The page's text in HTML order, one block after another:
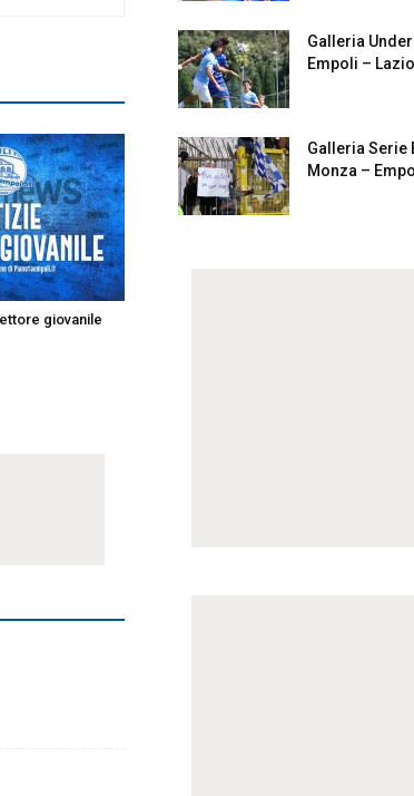
giovanile
Galleria
Empoli – Lazio
Galleria Serie
Monza –